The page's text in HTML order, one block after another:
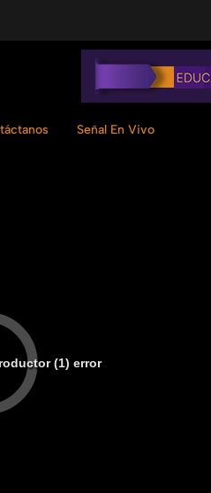
Señal En Vivo
(1) error